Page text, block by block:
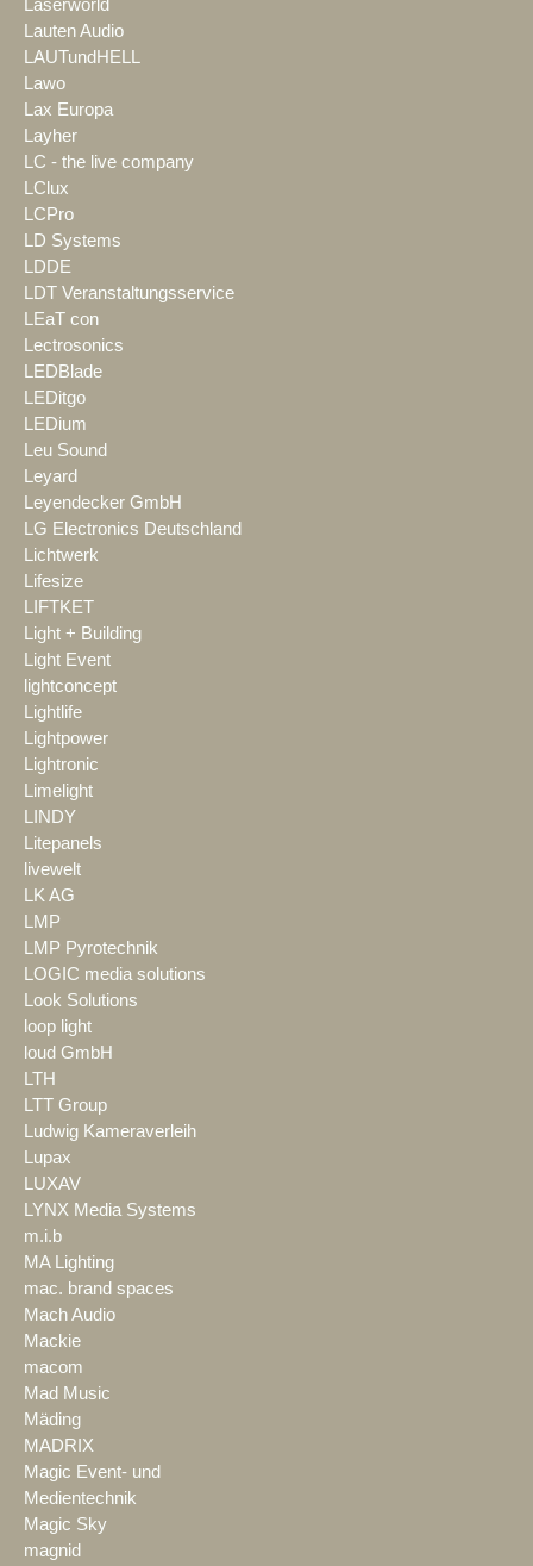
Laserworld
Lauten Audio
LAUTundHELL
Lawo
Lax Europa
Layher
LC - the live company
LClux
LCPro
LD Systems
LDDE
LDT Veranstaltungsservice
LEaT con
Lectrosonics
LEDBlade
LEDitgo
LEDium
Leu Sound
Leyard
Leyendecker GmbH
LG Electronics Deutschland
Lichtwerk
Lifesize
LIFTKET
Light + Building
Light Event
lightconcept
Lightlife
Lightpower
Lightronic
Limelight
LINDY
Litepanels
livewelt
LK AG
LMP
LMP Pyrotechnik
LOGIC media solutions
Look Solutions
loop light
loud GmbH
LTH
LTT Group
Ludwig Kameraverleih
Lupax
LUXAV
LYNX Media Systems
m.i.b
MA Lighting
mac. brand spaces
Mach Audio
Mackie
macom
Mad Music
Mäding
MADRIX
Magic Event- und
Medientechnik
Magic Sky
magnid